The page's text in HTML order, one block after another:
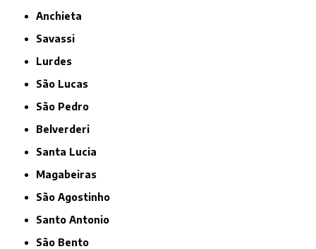
Anchieta
Savassi
Lurdes
São Lucas
São Pedro
Belverderi
Santa Lucia
Magabeiras
São Agostinho
Santo Antonio
São Bento